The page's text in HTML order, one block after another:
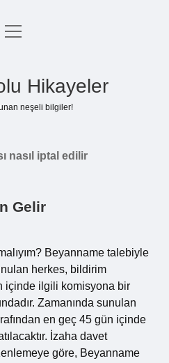
menüyü
Hikayeler
neşeli bilgiler!
nasıl iptal edilir
Gelir
Beyanname talebiyle
herkes, bildirim
içinde ilgili komisyona bir
Zamanında sunulan
en geç 45 gün içinde
İzaha davet
göre, Beyanname